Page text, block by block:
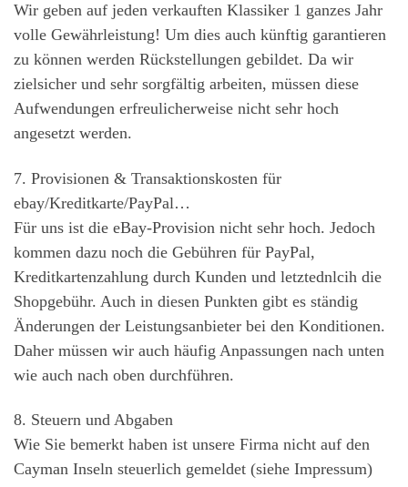
Wir geben auf jeden verkauften Klassiker 1 ganzes Jahr
volle Gewährleistung! Um dies auch künftig garantieren
zu können werden Rückstellungen gebildet. Da wir
zielsicher und sehr sorgfältig arbeiten, müssen diese
Aufwendungen erfreulicherweise nicht sehr hoch
angesetzt werden.
7. Provisionen & Transaktionskosten für
ebay/Kreditkarte/PayPal…
Für uns ist die eBay-Provision nicht sehr hoch. Jedoch
kommen dazu noch die Gebühren für PayPal,
Kreditkartenzahlung durch Kunden und letztednlcih die
Shopgebühr. Auch in diesen Punkten gibt es ständig
Änderungen der Leistungsanbieter bei den Konditionen.
Daher müssen wir auch häufig Anpassungen nach unten
wie auch nach oben durchführen.
8. Steuern und Abgaben
Wie Sie bemerkt haben ist unsere Firma nicht auf den
Cayman Inseln steuerlich gemeldet (siehe Impressum)